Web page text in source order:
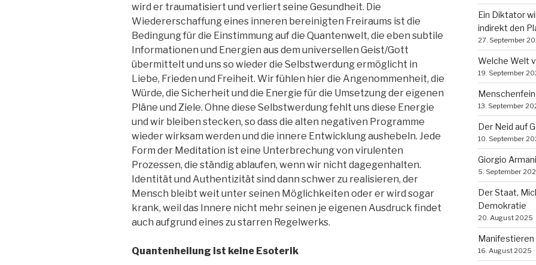
wird er traumatisiert und verliert seine Gesundheit. Die
Wiedererschaffung eines inneren bereinigten Freiraums ist die
Bedingung für die Einstimmung auf die Quantenwelt, die eben subtile
Informationen und Energien aus dem universellen Geist/Gott
übermittelt und uns so wieder die Selbstwerdung ermöglicht in
Liebe, Frieden und Freiheit. Wir fühlen hier die Angenommenheit, die
Würde, die Sicherheit und die Energie für die Umsetzung der eigenen
Pläne und Ziele. Ohne diese Selbstwerdung fehlt uns diese Energie
und wir bleiben stecken, so dass die alten negativen Programme
wieder wirksam werden und die innere Entwicklung aushebeln. Jede
Form der Meditation ist eine Unterbrechung von virulenten
Prozessen, die ständig ablaufen, wenn wir nicht dagegenhalten.
Identität und Authentizität sind dann schwer zu realisieren, der
Mensch bleibt weit unter seinen Möglichkeiten oder er wird sogar
krank, weil das Innere nicht mehr seinen je eigenen Ausdruck findet
auch aufgrund eines zu starren Regelwerks.
Quantenheilung ist keine Esoterik
Ein Diktator
indirekt den
27. September
Welche Welt
19. September
13. September
Der Neid auf
10. September
Giorgio
5. September
Der Staat,
Demokratie
20. August 2025
Manifestieren
16. August 2025